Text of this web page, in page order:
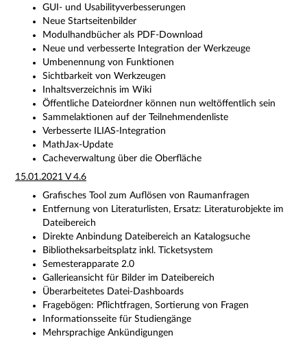
GUI- und Usabilityverbesserungen
Neue Startseitenbilder
Modulhandbücher als PDF-Download
Neue und verbesserte Integration der Werkzeuge
Umbenennung von Funktionen
Sichtbarkeit von Werkzeugen
Inhaltsverzeichnis im Wiki
Öffentliche Dateiordner können nun weltöffentlich sein
Sammelaktionen auf der Teilnehmendenliste
Verbesserte ILIAS-Integration
MathJax-Update
Cacheverwaltung über die Oberfläche
15.01.2021 V 4.6
Grafisches Tool zum Auflösen von Raumanfragen
Entfernung von Literaturlisten, Ersatz: Literaturobjekte im
Dateibereich
Direkte Anbindung Dateibereich an Katalogsuche
Bibliotheksarbeitsplatz inkl. Ticketsystem
Semesterapparate 2.0
Gallerieansicht für Bilder im Dateibereich
Überarbeitetes Datei-Dashboards
Fragebögen: Pflichtfragen, Sortierung von Fragen
Informationsseite für Studiengänge
Mehrsprachige Ankündigungen